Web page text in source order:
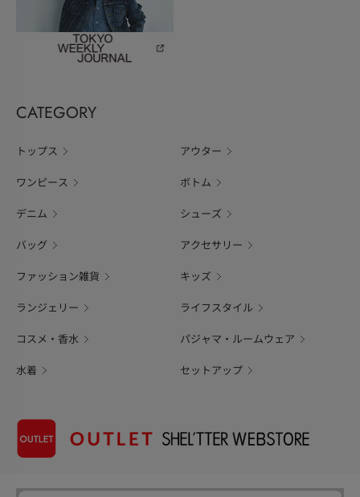
CATEGORY
トップス アウター
ワンピース ボトム
デニム シューズ
バッグ アクセサリー
ファッション雑貨 キッズ
ランジェリー ライフスタイル
コスメ・香水 パジャマ・ルームウェア
水着 セットアップ